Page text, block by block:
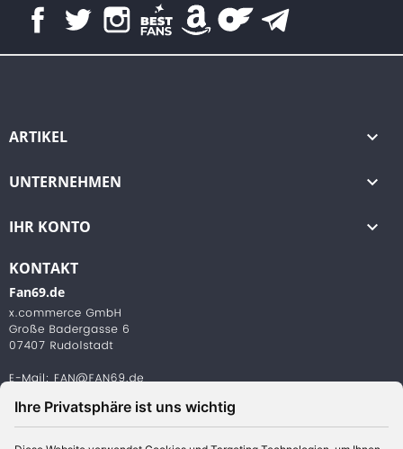
Ihre Privatsphäre ist uns wichtig
Facebook
Twitter Instagram
ARTIKEL 
UNTERNEHMEN 
IHR KONTO 
KONTAKT
Fan69.de